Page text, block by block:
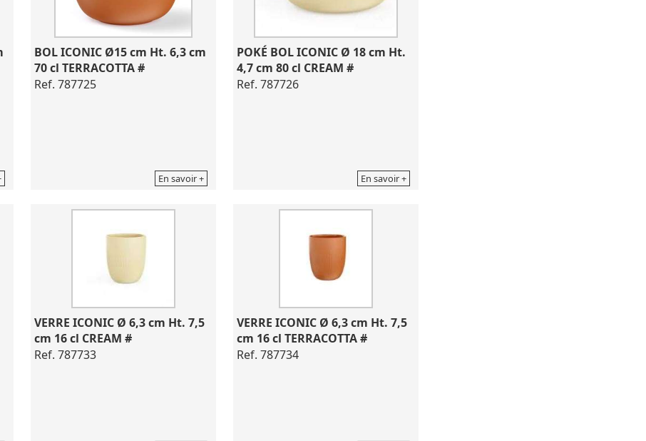
BOL ICONIC Ø15 cm Ht. 6,3 cm
70 cl TERRACOTTA #
Ref. 787725
En savoir +
POKÉ BOL ICONIC Ø 18 cm Ht.
4,7 cm 80 cl CREAM #
Ref. 787726
En savoir +
VERRE ICONIC Ø 6,3 cm Ht. 7,5
cm 16 cl CREAM #
Ref. 787733
VERRE ICONIC Ø 6,3 cm Ht. 7,5
cm 16 cl TERRACOTTA #
Ref. 787734